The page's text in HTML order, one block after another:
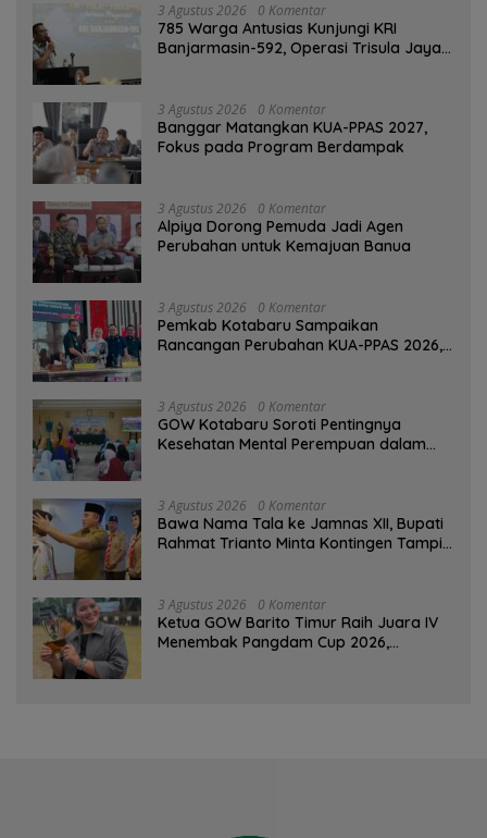
3 Agustus 2026 0 Komentar
785 Warga Antusias Kunjungi KRI
Banjarmasin-592, Operasi Trisula Jaya
3 Agustus 2026 0 Komentar
‎Banggar Matangkan KUA-PPAS 2027,
Fokus pada Program Berdampak
3 Agustus 2026 0 Komentar
‎Alpiya Dorong Pemuda Jadi Agen
Perubahan untuk Kemajuan Banua ‎
3 Agustus 2026 0 Komentar
Pemkab Kotabaru Sampaikan
Rancangan Perubahan KUA-PPAS 2026,
3 Agustus 2026 0 Komentar
GOW Kotabaru Soroti Pentingnya
Kesehatan Mental Perempuan dalam
3 Agustus 2026 0 Komentar
Bawa Nama Tala ke Jamnas XII, Bupati
Rahmat Trianto Minta Kontingen Tampil
3 Agustus 2026 0 Komentar
Ketua GOW Barito Timur Raih Juara IV
Menembak Pangdam Cup 2026,